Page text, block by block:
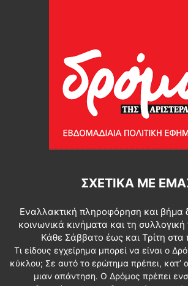
ΣΧΕΤΙΚΆ ΜΕ
Εναλλακτική πληροφόρηση και βήμα
κοινωνικά κινήματα και τη συλλογική
Κάθε Σάββατο έως και Τρίτη στα
Τι είδους εγχείρημα μπορεί να είναι ο
κύκλου; Σε αυτό το ερώτημα πρέπει, κατ’
μιαν απάντηση. Ο Δρόμος πρέπει